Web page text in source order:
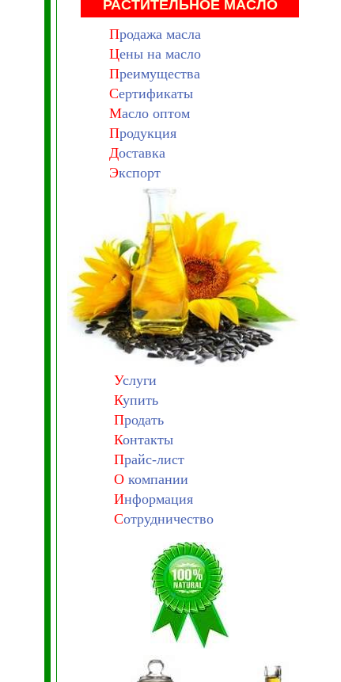
РАСТИТЕЛЬНОЕ МАСЛО
Продажа масла
Цены на масло
Преимущества
Сертификаты
Масло оптом
Продукция
Доставка
Экспорт
Услуги
Купить
Продать
Контакты
Прайс-лист
Окомпании
Информация
Сотрудничество